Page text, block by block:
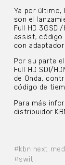
#kbn next
#swit
Ya por último,
son el
Full HD
assist, código
con
Por su parte
Full HD SDI/
de Onda,
código de
Para más
distribuidor